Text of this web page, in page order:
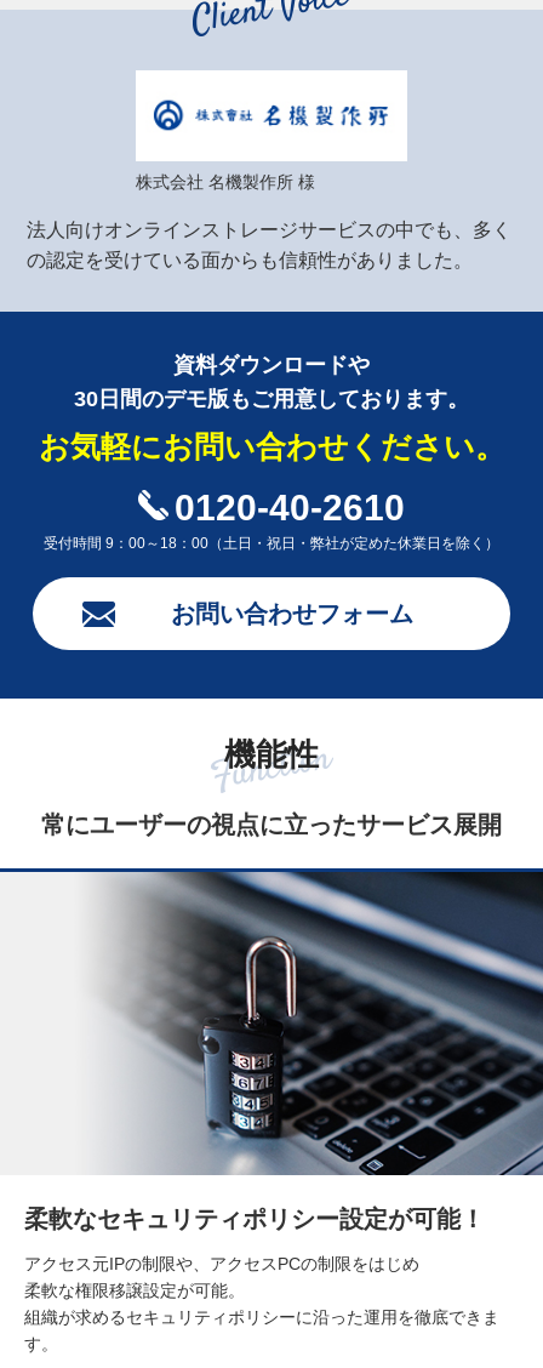
株式会社 名機製作所 様
法人向けオンラインストレージサービスの中でも、多く
の認定を受けている面からも信頼性がありました。
資料ダウンロードや
30日間のデモ版もご用意しております。
お気軽にお問い合わせください。
0120-40-2610
受付時間 9：00～18：00（土日・祝日・弊社が定めた休業日を除く）
お問い合わせフォーム
機能性
常にユーザーの視点に立ったサービス展開
柔軟なセキュリティポリシー設定が可能！
アクセス元IPの制限や、アクセスPCの制限をはじめ
柔軟な権限移譲設定が可能。
組織が求めるセキュリティポリシーに沿った運用を徹底できま
す。